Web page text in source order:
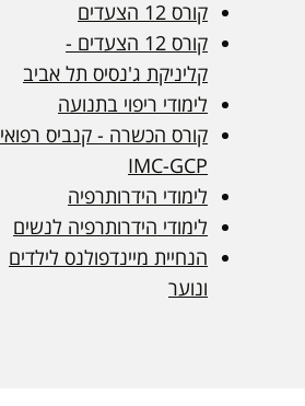
קורס 12 הצעדים
קורס 12 הצעדים -
קליניקת ג'נסיס תל אביב
לימודי ריפוי בתנועה
קורס הכשרה - קנביס רפואי
IMC-GCP
לימודי הידרותרפיה
לימודי הידרותרפיה לנשים
הנחיית מיינדפולנס לילדים
ונוער